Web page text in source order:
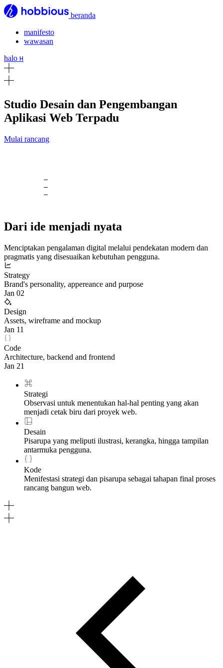
beranda
manifesto
wawasan
halo H
Studio Desain dan Pengembangan
Aplikasi Web Terpadu
Mulai rancang
Dari ide menjadi nyata
Menciptakan pengalaman digital melalui pendekatan modern dan
pragmatis yang disesuaikan kebutuhan pengguna.
Strategy
Brand's personality, appereance and purpose
Jan 02
Design
Assets, wireframe and mockup
Jan 11
Code
Architecture, backend and frontend
Jan 21
Strategi
Observasi untuk menentukan hal-hal penting yang akan
menjadi cetak biru dari proyek web.
Desain
Pisarupa yang meliputi ilustrasi, kerangka, hingga tampilan
antarmuka pengguna.
Kode
Menifestasi strategi dan pisarupa sebagai tahapan final proses
rancang bangun web.